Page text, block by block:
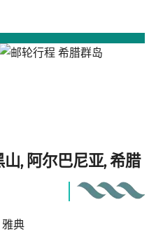
, 阿尔巴尼亚, 希腊
雅典